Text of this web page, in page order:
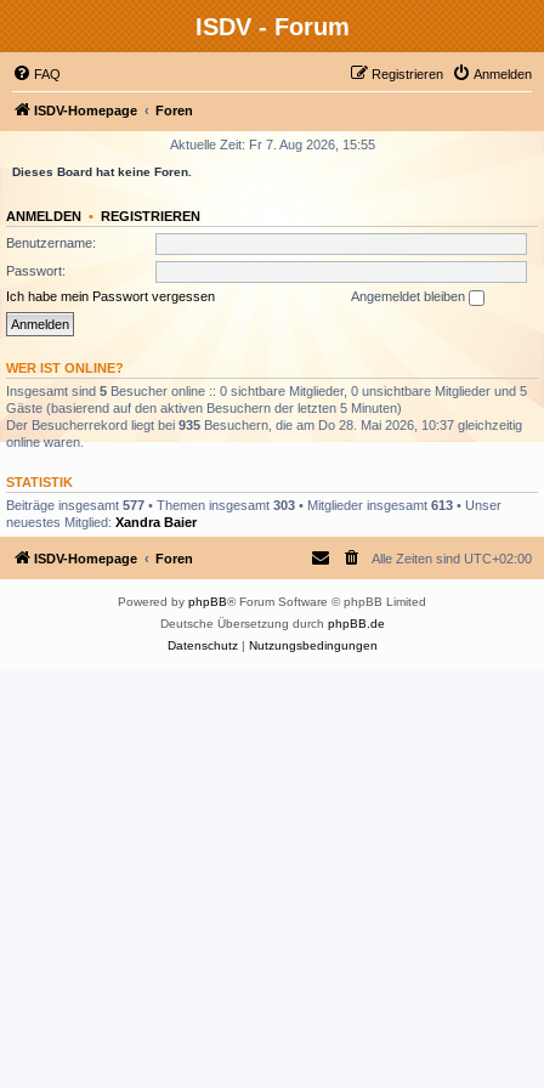
ISDV - Forum
FAQ Anmelden
Registrieren
ISDV-Homepage Foren
Aktuelle Zeit: Fr 7. Aug 2026, 15:55
Dieses Board hat keine Foren.
ANMELDEN • REGISTRIEREN
Benutzername:
Passwort:
Ich habe mein Passwort vergessen
Angemeldet bleiben
WER IST ONLINE?
Insgesamt sind 5 Besucher online :: 0 sichtbare Mitglieder, 0 unsichtbare Mitglieder und 5
Gäste (basierend auf den aktiven Besuchern der letzten 5 Minuten)
Der Besucherrekord liegt bei 935 Besuchern, die am Do 28. Mai 2026, 10:37 gleichzeitig
online waren.
STATISTIK
Beiträge insgesamt 577 • Themen insgesamt 303 • Mitglieder insgesamt 613 • Unser
neuestes Mitglied: Xandra Baier
ISDV-Homepage Foren Alle Zeiten sind UTC+02:00
Powered by phpBB® Forum Software © phpBB Limited
Deutsche Übersetzung durch phpBB.de
Datenschutz| Nutzungsbedingungen